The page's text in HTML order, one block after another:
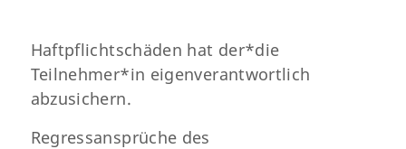
Haftpflichtschäden hat der*die
Teilnehmer*in eigenverantwortlich
abzusichern.
Regressansprüche des